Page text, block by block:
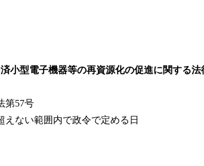
小型電子機器等の再資源化の促進に関する法
第57号
ない範囲内で政令で定める日